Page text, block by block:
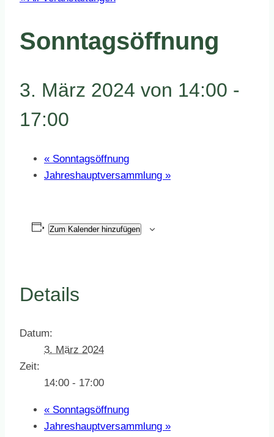
Sonntagsöffnung
3. März 2024 von 14:00 -
17:00
« Sonntagsöffnung
Jahreshauptversammlung »
Zum Kalender hinzufügen
Details
Datum:
3. März 2024
Zeit:
14:00 - 17:00
« Sonntagsöffnung
Jahreshauptversammlung »